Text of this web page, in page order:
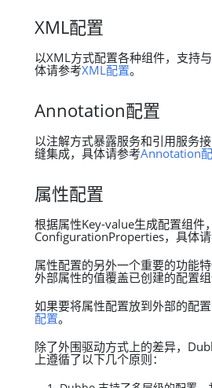
XML配置
以XML方式配置各种组件，支持
体请参考XML配置。
Annotation配置
以注解方式暴露服务和引用服务
缝集成，具体请参考Annotation
属性配置
根据属性Key-value生成配置组件
ConfigurationProperties，具体
属性配置的另外一个重要的功能
外部属性的值覆盖已创建的配置组
如果要将属性配置放到外部的配
配置。
除了外围驱动方式上的差异，
上遵循了以下几个原则：